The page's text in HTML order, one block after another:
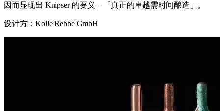
因而显现出 Knipser 的要义 – 「真正的卓越需时间酿造」。
设计方：Kolle Rebbe GmbH